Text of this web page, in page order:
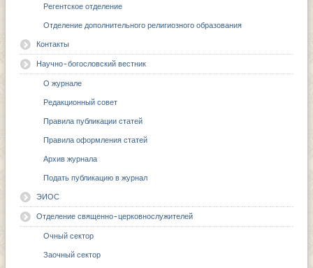
Регентское отделение
Отделение дополнительного религиозного образования
Контакты
Научно-богословский вестник
О журнале
Редакционный совет
Правила публикации статей
Правила оформления статей
Архив журнала
Подать публикацию в журнал
ЭИОС
Отделение священно-церковнослужителей
Очный сектор
Заочный сектор